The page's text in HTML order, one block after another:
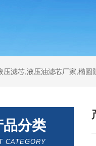
压滤芯,液压油滤芯厂家,椭
品分类
CATEGORY